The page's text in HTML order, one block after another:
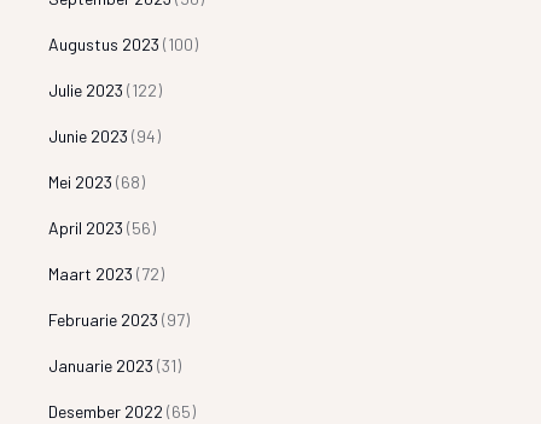
Augustus 2023 (100)
Julie 2023 (122)
Junie 2023 (94)
Mei 2023 (68)
April 2023 (56)
Maart 2023 (72)
Februarie 2023 (97)
Januarie 2023 (31)
Desember 2022 (65)